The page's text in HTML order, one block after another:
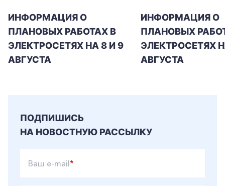
ИНФОРМАЦИЯ О
ПЛАНОВЫХ РАБОТАХ В
ЭЛЕКТРОСЕТЯХ НА 8 И 9
АВГУСТА
ИНФОРМАЦИЯ О
ПЛАНОВЫХ
ЭЛЕКТРОСЕТЯХ
АВГУСТА
ПОДПИШИСЬ
НА НОВОСТНУЮ РАССЫЛКУ
Ваш e-mail*